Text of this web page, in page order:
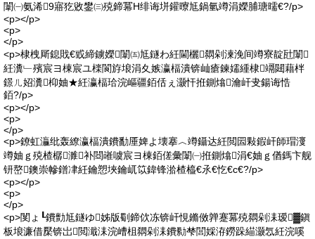
闈㈠氨浠9寤犵敓鐢㈢殑鍗冪Η绯诲垪鑵曢尪鍋氫竴涓嬫脯瑭曘€?/p>
<p></p>
<p>
</p>
<p>棣栧厛鎴戝€戜締鐪嬫闈㈤尪鐩わ紝閫欐閷剁湅浼间竴寮靛瓧闈
紝瀵﹂殯宸ヨ棟宸ユ檪閬斿埌涓夊嫉瀛楅潰锛屾瘡鍊嬬緟棣竵閮藉柈
鐛ㄦ妱瀵枊妯★紝瀛楅珨浣嶇疆銆佸ぇ灏忓拰鍘熻瀹屽叏鍚诲悎
銆?/p>
<p></p>
<p>
</p>
<p>鐐虹灜纰轰繚瀛楅潰鐨勫厜婢よ壊搴︿竴鑷达紝閲囩敤鍜屽師瑁濅
竴妯ｇ殑楂樼濉补閸嶉噳宸ヨ棟銆傞彙闈㈠拰鍘熻涓€妯ｇ偤鎷卞舰
钘嶅鐭崇幓鐠冿紝鑰愬埉鑰屼笖鍏锋湁楂橀€氶€忔€с€?/p>
<p></p>
<p>
</p>
<p>閺ょ┖鐨勯尪鐩ゆ姊版劅鍗佽冻锛屽悓鏅傚亸蹇冪殑閷剁洡瑷▓鎭
板埌濂借檿锛岀閲濈洡浣嶆柤閷剁洡鐨勬梺閭婇洊鐒跺緢灏忥紝浣嗘